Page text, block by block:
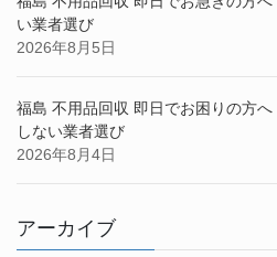
い業者選び
2026年8月5日
福島 不用品回収 即日でお困りの方
しない業者選び
2026年8月4日
アーカイブ